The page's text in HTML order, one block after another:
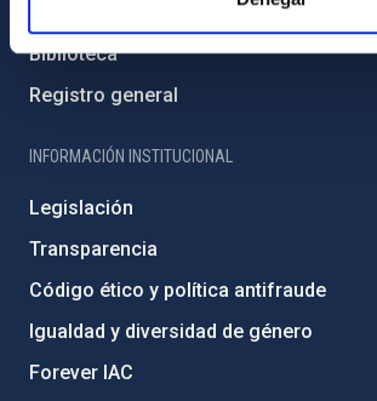
Biblioteca
Registro general
INFORMACIÓN INSTITUCIONAL
Legislación
Transparencia
Código ético y política antifraude
Igualdad y diversidad de género
Forever IAC